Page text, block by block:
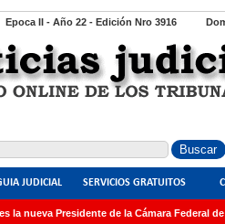
Epoca II - Año 22 - Edición Nro 3916
JUDICIAL SERVICIOS GRATUITOS
la nueva Presidente de la Cámara Federal de